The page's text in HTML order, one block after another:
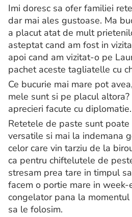
Imi doresc sa ofer familiei
dar mai ales gustoase. Ma
a placut atat de mult
asteptat cand am fost in
apoi cand am vizitat-o pe
pachet aceste tagliatelle cu
Ce bucurie mai mare pot
mele sunt si pe placul altora?
aprecieri facute cu
Retetele de paste sunt poate
versatile si mai la indemana
celor care vin tarziu de la
ca pentru chiftelutele de
stresam prea tare in timpul
facem o portie mare in
congelator pana la momentul
sa le folosim.